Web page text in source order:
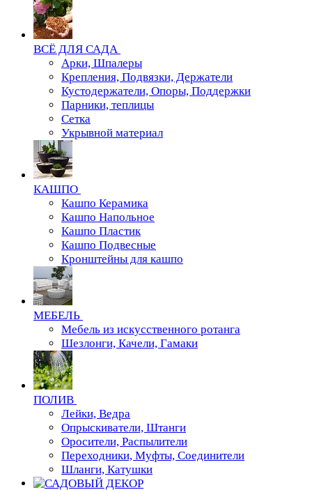
ВСЁ ДЛЯ САДА
Арки, Шпалеры
Крепления, Подвязки, Держатели
Кустодержатели, Опоры, Поддержки
Парники, теплицы
Сетка
Укрывной материал
КАШПО
Кашпо Керамика
Кашпо Напольное
Кашпо Пластик
Кашпо Подвесные
Кронштейны для кашпо
МЕБЕЛЬ
Мебель из искусственного ротанга
Шезлонги, Качели, Гамаки
ПОЛИВ
Лейки, Ведра
Опрыскиватели, Штанги
Оросители, Распылители
Переходники, Муфты, Соединители
Шланги, Катушки